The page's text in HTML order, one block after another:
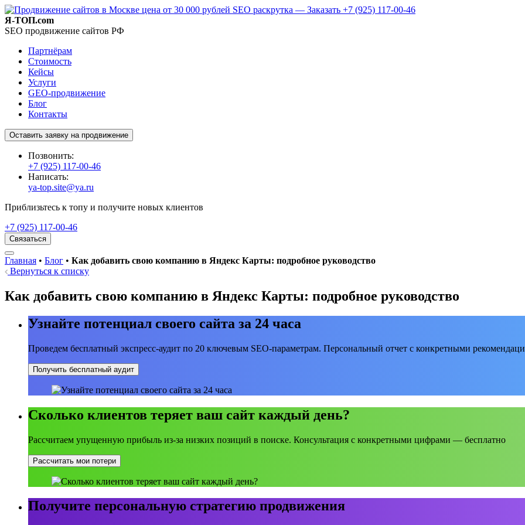
Я-ТОП.com
SEO продвижение сайтов РФ
Партнёрам
Стоимость
Кейсы
Услуги
GEO-продвижение
Блог
Контакты
Оставить заявку на продвижение
Позвонить:
+7 (925) 117-00-46
Написать:
ya-top.site@ya.ru
Приблизьтесь к топу и получите новых клиентов
+7 (925) 117-00-46
Связаться
Главная • Блог • Как добавить свою компанию в Яндекс Карты: подробное руководство
Вернуться к списку
Как добавить свою компанию в Яндекс Карты: подробное руководство
Узнайте потенциал своего сайта за 24 часа
Проведем бесплатный экспресс-аудит по 20 ключевым SEO-параметрам. Персональный отчет с конкретными
Получить бесплатный аудит
Сколько клиентов теряет ваш сайт каждый день?
Рассчитаем упущенную прибыль из-за низких позиций в поиске. Консультация с конкретными цифрами — бесплатно
Рассчитать мои потери
Получите персональную стратегию продвижения